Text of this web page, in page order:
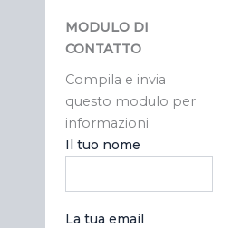
MODULO DI
CONTATTO
Compila e invia
questo modulo per
informazioni
Il tuo nome
La tua email